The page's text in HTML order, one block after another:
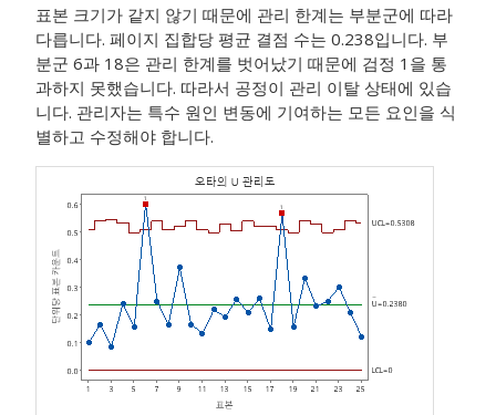
표본 크기가 같지 않기 때문에 관리 한계는 부분군에 따라
다릅니다. 페이지 집합당 평균 결점 수는 0.238입니다. 부
분군 6과 18은 관리 한계를 벗어났기 때문에 검정 1을 통
과하지 못했습니다. 따라서 공정이 관리 이탈 상태에 있습
니다. 관리자는 특수 원인 변동에 기여하는 모든 요인을 식
별하고 수정해야 합니다.